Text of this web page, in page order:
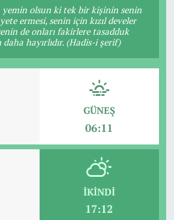
olsun ki tek bir kişinin senin
ermesi, senin için kızıl develer
de onları fakirlere tasadduk
hayırlıdır. (Hadis-i şerif)
GÜNEŞ
06:11
İKINDI
17:12